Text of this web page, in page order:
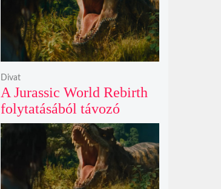
A Jurassic World Rebirth
folytatásából távozó
Gareth Edwards mögött
kreatív ellentétek és AI-
vita is állhat
Divat